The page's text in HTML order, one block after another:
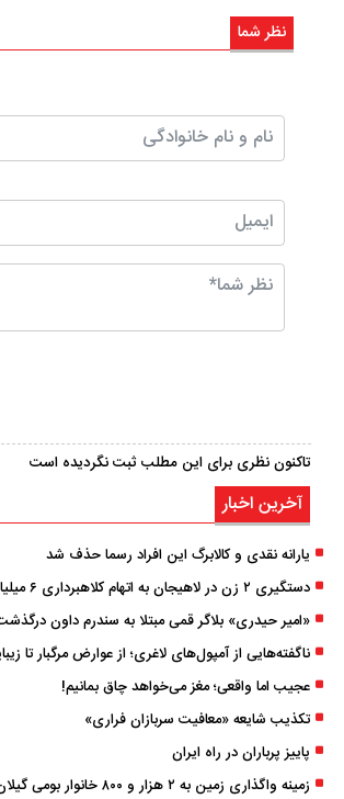
نظر شما
تاکنون نظری برای این مطلب ثبت نگردیده است
آخرین اخبار
یارانه نقدی و کالابرگ این افراد رسما حذف شد
«امیر حیدری» بلاگر قمی مبتلا به سندرم داون
ناگفته‌هایی از آمپول‌های لاغری؛ از عوارض مرگبار تا
عجیب اما واقعی؛ مغز می‌خواهد چاق بمانیم!
تکذیب شایعه «معافیت سربازان فراری»
پاییز پرباران در راه ایران
زمینه واگذاری زمین به ۲ هزار و ۸۰۰ خانوار بومی گیلان فراهم شد